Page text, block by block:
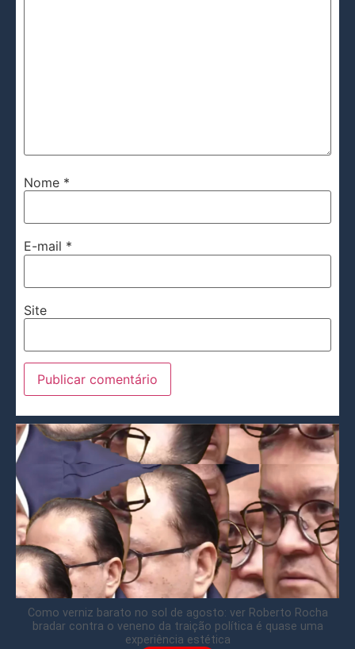
Nome *
E-mail *
Site
Como verniz barato no sol de agosto: ver Roberto Rocha
bradar contra o veneno da traição política é quase uma
experiência estética